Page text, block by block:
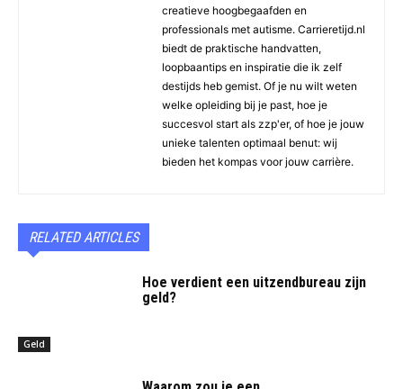
creatieve hoogbegaafden en
professionals met autisme. Carrieretijd.nl
biedt de praktische handvatten,
loopbaantips en inspiratie die ik zelf
destijds heb gemist. Of je nu wilt weten
welke opleiding bij je past, hoe je
succesvol start als zzp'er, of hoe je jouw
unieke talenten optimaal benut: wij
bieden het kompas voor jouw carrière.
RELATED ARTICLES
Geld
Hoe verdient een uitzendbureau zijn
geld?